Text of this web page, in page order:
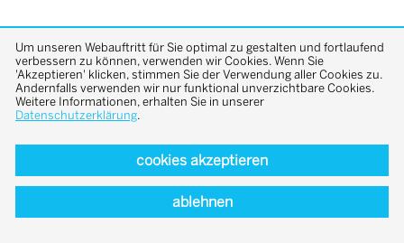
back to top
Um unseren Webauftritt für Sie optimal zu gestalten und fortlaufend
verbessern zu können, verwenden wir Cookies. Wenn Sie
'Akzeptieren' klicken, stimmen Sie der Verwendung aller Cookies zu.
Andernfalls verwenden wir nur funktional unverzichtbare Cookies.
Weitere Informationen, erhalten Sie in unserer
Datenschutzerklärung.
cookies akzeptieren
ablehnen